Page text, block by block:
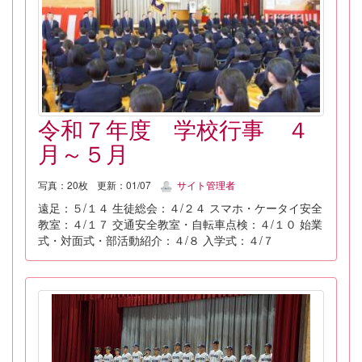
令和７年度 学校行事 ４
月～５月
写真：20枚 更新：01/07 サイト管理者
遠足：５/１４ 生徒総会：４/２４ スマホ・ケータイ安全
教室：４/１７ 交通安全教室・自転車点検：４/１０ 始業
式・対面式・部活動紹介：４/８ 入学式：４/７